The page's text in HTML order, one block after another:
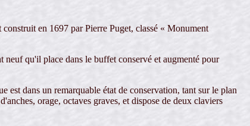
en 1697 par Pierre Puget, classé « Monument
qu'il place dans le buffet conservé et augmenté pour
dans un remarquable état de conservation, tant sur le plan
orage, octaves graves, et dispose de deux claviers